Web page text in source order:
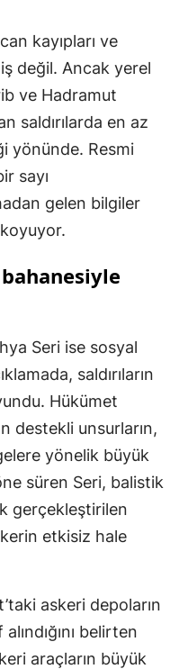
kayıpları ve
değil. Ancak yerel
ve Hadramut
saldırılarda en az
yönünde. Resmi
sayı
gelen bilgiler
Seri ise sosyal
saldırıların
Hükümet
destekli unsurların,
yönelik büyük
süren Seri, balistik
gerçekleştirilen
etkisiz hale
askeri depoların
belirten
araçların büyük